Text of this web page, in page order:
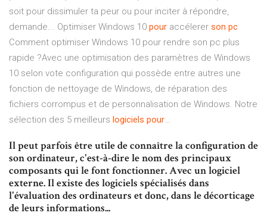
soit pour dissimuler ta peur ou pour inciter à répondre,
demande... Optimiser Windows 10 pour accélerer son pc
Comment optimiser Windows 10 pour rendre son pc plus
rapide ?Avec une optimisation des paramètres de Windows
10 selon vote configuration qui possède entre autres une
fonction de nettoyage de Windows, de réparation des
fichiers corrompus et de personnalisation de Windows. Notre
sélection des 5 meilleurs logiciels pour…
Il peut parfois être utile de connaître la configuration de
son ordinateur, c'est-à-dire le nom des principaux
composants qui le font fonctionner. Avec un logiciel
externe. Il existe des logiciels spécialisés dans
l'évaluation des ordinateurs et donc, dans le décorticage
de leurs informations...